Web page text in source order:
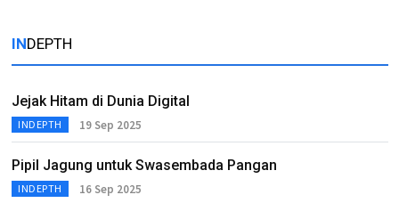
INDEPTH
Jejak Hitam di Dunia Digital
INDEPTH 19 Sep 2025
Pipil Jagung untuk Swasembada Pangan
INDEPTH 16 Sep 2025